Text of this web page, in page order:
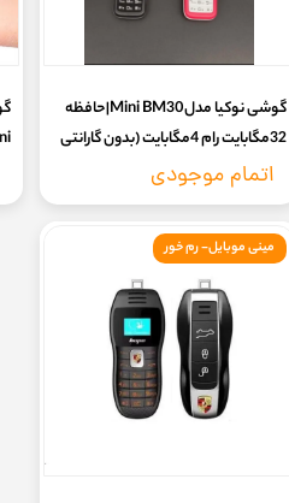
گوشی نوکیا مدلMini BM30|حافظه
32مگابایت رام 4مگابایت (بدون گارانتی
شرکتی)
اتمام موجودی
مینی موبایل- رم خور